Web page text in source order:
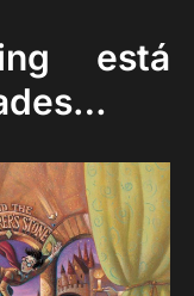
está